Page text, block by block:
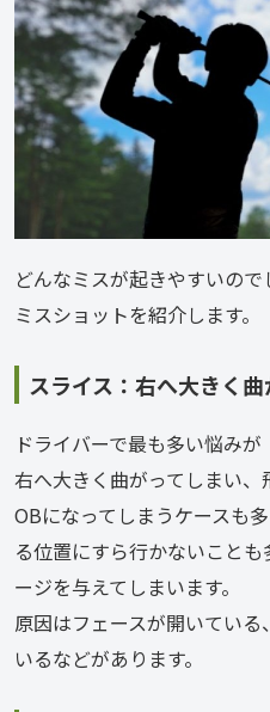
どんなミスが起きやすいの
ミスショットを紹介します。
スライス：右へ大きく曲
ドライバーで最も多い悩み
右へ大きく曲がってしまい、
OBになってしまうケースも
る位置にすら行かないこと
ージを与えてしまいます。
原因はフェースが開いてい
いるなどがあります。